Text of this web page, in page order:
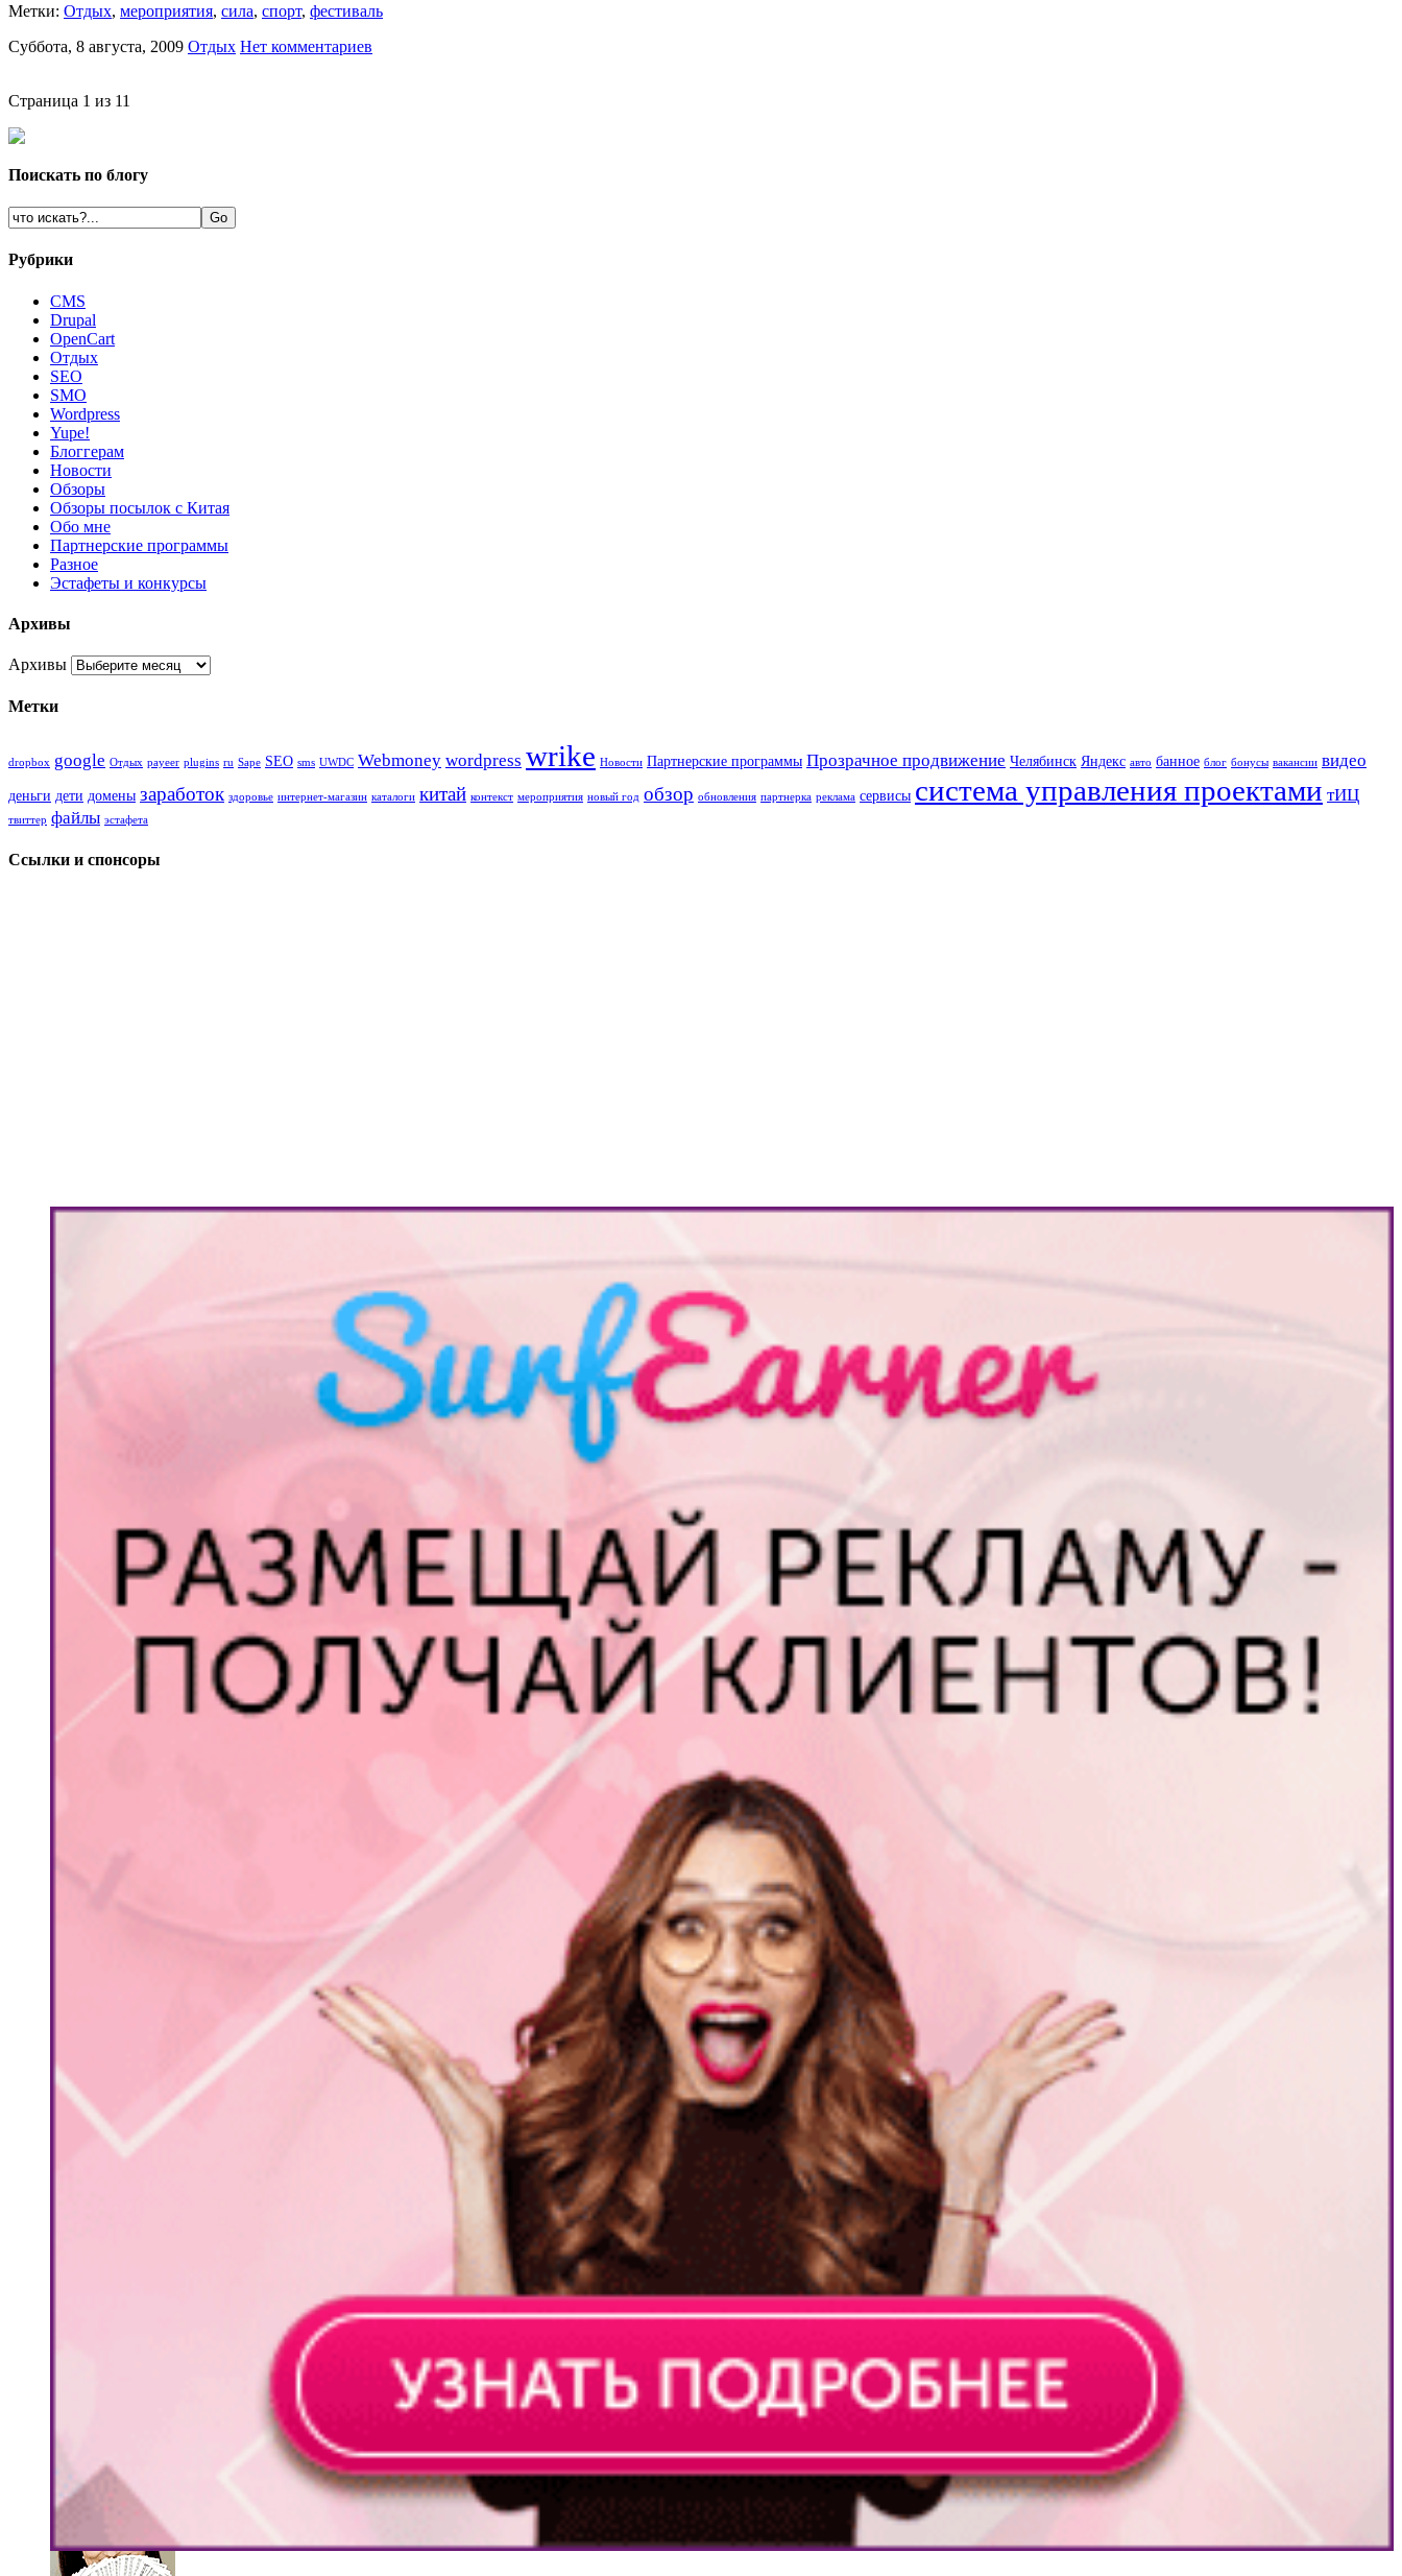
Метки: Oтдых, мероприятия, сила, спорт, фестиваль
Суббота, 8 августа, 2009 Oтдых Нет комментариев
Страница 1 из 11
Поискать по блогу
Рубрики
CMS
Drupal
OpenCart
Oтдых
SEO
SMO
Wordpress
Yupe!
Блоггерам
Новости
Обзоры
Обзоры посылок с Китая
Обо мне
Партнерские программы
Разное
Эстафеты и конкурсы
Архивы
Архивы
Метки
dropbox google Oтдых payeer plugins ru Sape SEO sms UWDC Webmoney wordpress wrike Новости Партнерские программы Прозрачное продвижение Челябинск Яндекс авто банное блог бонусы вакансии видео
деньги дети домены заработок здоровье интернет-магазин каталоги китай контекст мероприятия новый год обзор обновления партнерка реклама сервисы система управления проектами тИЦ
твиттер файлы эстафета
Ссылки и спонсоры